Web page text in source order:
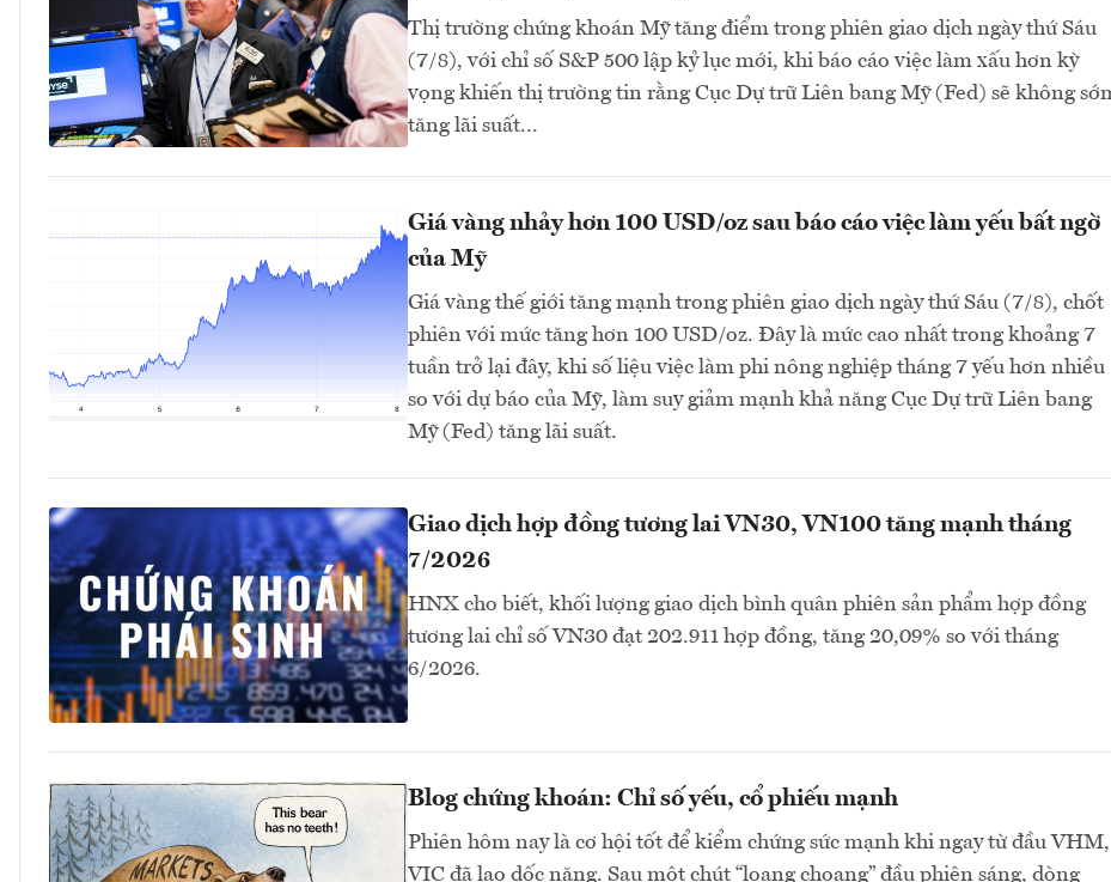
Thị trường chứng khoán Mỹ tăng điểm trong phiên giao dịch ngày thứ Sáu
(7/8), với chỉ số S&P 500 lập kỷ lục mới, khi báo cáo việc làm xấu hơn kỳ
vọng khiến thị trường tin rằng Cục Dự trữ Liên bang Mỹ (Fed) sẽ không
tăng lãi suất...
Giá vàng nhảy hơn 100 USD/oz sau báo cáo việc làm yếu bất ngờ
của Mỹ
Giá vàng thế giới tăng mạnh trong phiên giao dịch ngày thứ Sáu (7/8), chốt
phiên với mức tăng hơn 100 USD/oz. Đây là mức cao nhất trong khoảng 7
tuần trở lại đây, khi số liệu việc làm phi nông nghiệp tháng 7 yếu hơn nhiều
so với dự báo của Mỹ, làm suy giảm mạnh khả năng Cục Dự trữ Liên bang
Mỹ (Fed) tăng lãi suất.
Giao dịch hợp đồng tương lai VN30, VN100 tăng mạnh tháng
7/2026
HNX cho biết, khối lượng giao dịch bình quân phiên sản phẩm hợp đồng
tương lai chỉ số VN30 đạt 202.911 hợp đồng, tăng 20,09% so với tháng
6/2026.
Blog chứng khoán: Chỉ số yếu, cổ phiếu mạnh
Phiên hôm nay là cơ hội tốt để kiểm chứng sức mạnh khi ngay từ đầu VHM,
VIC đã lao dốc nặng. Sau một chút “loạng choạng” đầu phiên sáng, dòng